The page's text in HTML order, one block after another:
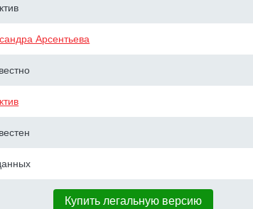
Арсентьева
Купить легальную версию